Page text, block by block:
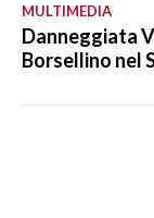
MULTIMEDIA
Danneggiata
Borsellino nel